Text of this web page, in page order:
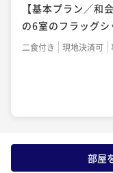
【基本プラン／和
の6室のフラッグシ
二食付き 現地決済可
部屋